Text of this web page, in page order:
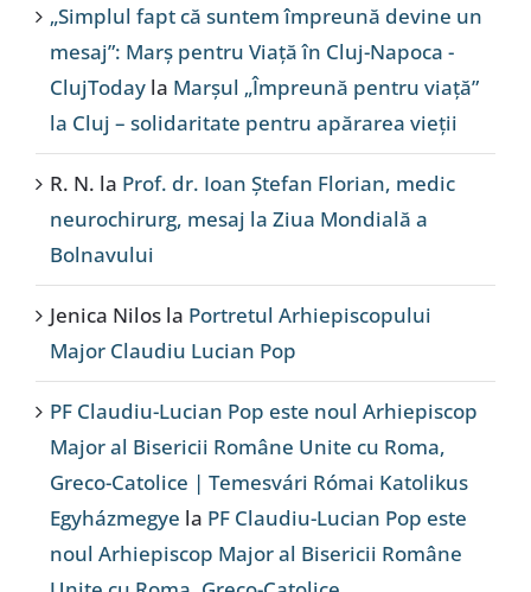
„Simplul fapt că suntem împreună devine un
mesaj”: Marș pentru Viață în Cluj-Napoca -
ClujToday la Marșul „Împreună pentru viață”
la Cluj – solidaritate pentru apărarea vieții
R. N. la Prof. dr. Ioan Ștefan Florian, medic
neurochirurg, mesaj la Ziua Mondială a
Bolnavului
Jenica Nilos la Portretul Arhiepiscopului
Major Claudiu Lucian Pop
PF Claudiu-Lucian Pop este noul Arhiepiscop
Major al Bisericii Române Unite cu Roma,
Greco-Catolice | Temesvári Római Katolikus
Egyházmegye la PF Claudiu-Lucian Pop este
noul Arhiepiscop Major al Bisericii Române